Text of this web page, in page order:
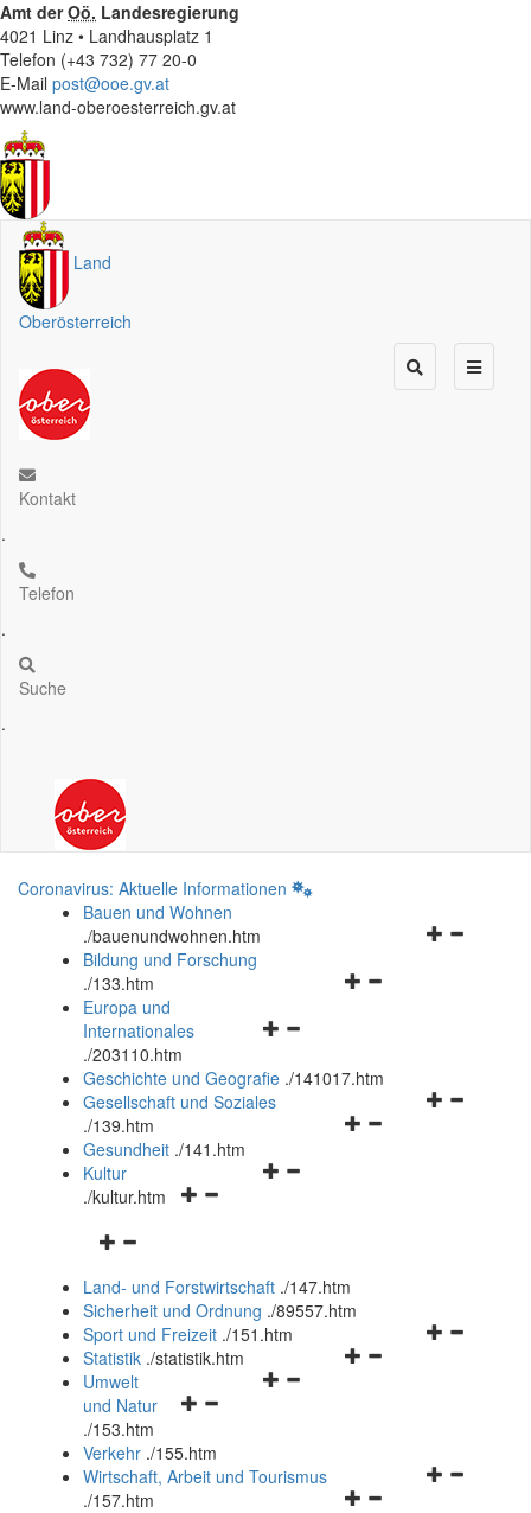
Amt derOö. Landesregierung
4021 Linz • Landhausplatz 1
Telefon (+43 732) 77 20-0
E-Mail post@ooe.gv.at
www.land-oberoesterreich.gv.at
Land
Oberösterreich
Kontakt
.
Telefon
.
Suche
.
Coronavirus: Aktuelle Informationen
Bauen und Wohnen
./bauenundwohnen.htm
Navigationsmenü
Bildung und Forschung
./133.htm
Navigationsmenü
und
schließen
Europa und
Internationales
./203110.htm
Geschichte und Geografie ./141017.htm
Navigationsmenü
Gesellschaft und Soziales
./139.htm
Navigationsmenü
Gesundheit ./141.htm
Navigationsmenü
Kultur
./kultur.htm
Navigationsmenü
und
schließen
Land- und Forstwirtschaft ./147.htm
Sicherheit und Ordnung ./89557.htm
Navigationsmenü
Sport und Freizeit ./151.htm
Navigationsmenü
Statistik ./statistik.htm
Navigationsmenü
und
schließen
Umwelt
und Natur
./153.htm
Verkehr ./155.htm
Navigationsmenü
Wirtschaft, Arbeit und Tourismus
./157.htm